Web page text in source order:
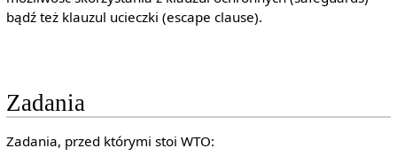
bądź też klauzul ucieczki (escape clause).
Zadania
Zadania, przed którymi stoi WTO: